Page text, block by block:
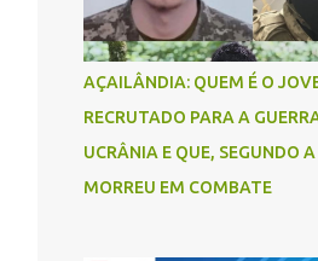
AÇAILÂNDIA: QUEM É O
RECRUTADO PARA A
UCRÂNIA E QUE, SEGUNDO
MORREU EM COMBATE
apuradas